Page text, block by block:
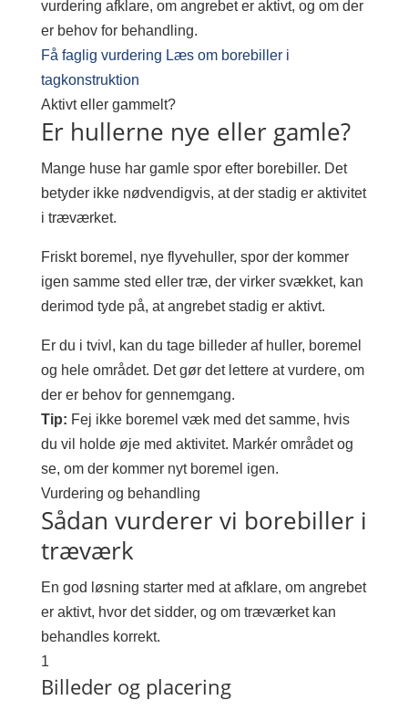
vurdering afklare, om angrebet er aktivt, og om der
er behov for behandling.
Få faglig vurdering Læs om borebiller i
tagkonstruktion
Aktivt eller gammelt?
Er hullerne nye eller gamle?
Mange huse har gamle spor efter borebiller. Det
betyder ikke nødvendigvis, at der stadig er aktivitet
i træværket.
Friskt boremel, nye flyvehuller, spor der kommer
igen samme sted eller træ, der virker svækket, kan
derimod tyde på, at angrebet stadig er aktivt.
Er du i tvivl, kan du tage billeder af huller, boremel
og hele området. Det gør det lettere at vurdere, om
der er behov for gennemgang.
Tip: Fej ikke boremel væk med det samme, hvis
du vil holde øje med aktivitet. Markér området og
se, om der kommer nyt boremel igen.
Vurdering og behandling
Sådan vurderer vi borebiller i
træværk
En god løsning starter med at afklare, om angrebet
er aktivt, hvor det sidder, og om træværket kan
behandles korrekt.
1
Billeder og placering